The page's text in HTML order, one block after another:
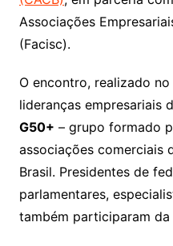
Associações
(Facisc).
O encontro, realizado
lideranças empresariais
G50+ – grupo formado
associações comerciais
Brasil. Presidentes de
parlamentares,
também participaram da